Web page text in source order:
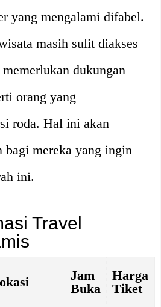
yang mengalami difabel.
masih sulit diakses
dukungan
orang yang
roda. Hal ini akan
bagi mereka yang ingin
ini.
Travel
Jam
Buka
Harga
Tiket